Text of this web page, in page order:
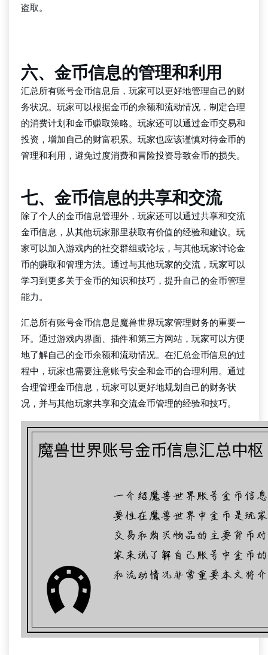
盗取。
六、金币信息的管理和利用
汇总所有账号金币信息后，玩家可以更好地管理自己的财
务状况。玩家可以根据金币的余额和流动情况，制定合理
的消费计划和金币赚取策略。玩家还可以通过金币交易和
投资，增加自己的财富积累。玩家也应该谨慎对待金币的
管理和利用，避免过度消费和冒险投资导致金币的损失。
七、金币信息的共享和交流
除了个人的金币信息管理外，玩家还可以通过共享和交流
金币信息，从其他玩家那里获取有价值的经验和建议。玩
家可以加入游戏内的社交群组或论坛，与其他玩家讨论金
币的赚取和管理方法。通过与其他玩家的交流，玩家可以
学习到更多关于金币的知识和技巧，提升自己的金币管理
能力。
汇总所有账号金币信息是魔兽世界玩家管理财务的重要一
环。通过游戏内界面、插件和第三方网站，玩家可以方便
地了解自己的金币余额和流动情况。在汇总金币信息的过
程中，玩家也需要注意账号安全和金币的合理利用。通过
合理管理金币信息，玩家可以更好地规划自己的财务状
况，并与其他玩家共享和交流金币管理的经验和技巧。